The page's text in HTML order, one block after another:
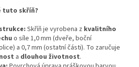
tuto skříň?
Skříň je vyrobena z kvalitního
o síle 1,0 mm (dveře, boční
a 0,7 mm (ostatní části). To zaručuje
a dlouhou životnost.